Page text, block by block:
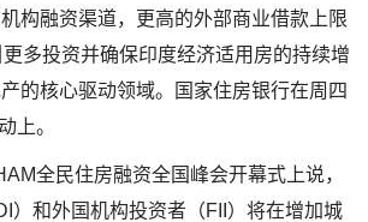
构融资渠道，更高的外部商业借款上限
更多投资并确保印度经济适用房的持续增
的核心驱动领域。国家住房银行在周四
上。
全民住房融资全国峰会开幕式上说，
）和外国机构投资者（FII）将在增加城